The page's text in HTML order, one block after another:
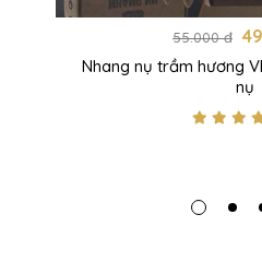
55.000 đ
Nhang nụ trầm hương
nụ